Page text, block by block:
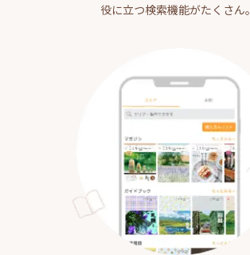
役に立つ検索機能がたくさん。